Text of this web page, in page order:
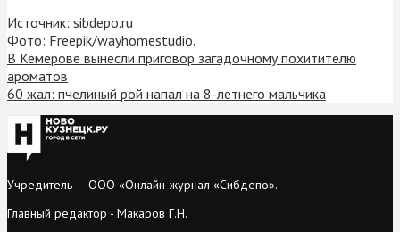
Источник: sibdepo.ru
Фото: Freepik/wayhomestudio.
В Кемерове вынесли приговор загадочному похитителю
ароматов
60 жал: пчелиный рой напал на 8-летнего мальчика
Учредитель — ООО «Онлайн-журнал «Сибдепо».
Главный редактор - Макаров Г.Н.